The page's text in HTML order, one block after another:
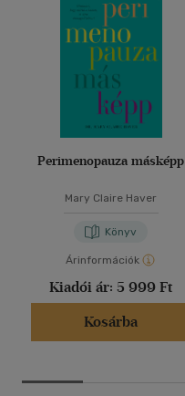
Perimenopauza másképp
Mary Claire Haver
Könyv
Árinformációk
Kiadói ár: 5 999 Ft
Kosárba